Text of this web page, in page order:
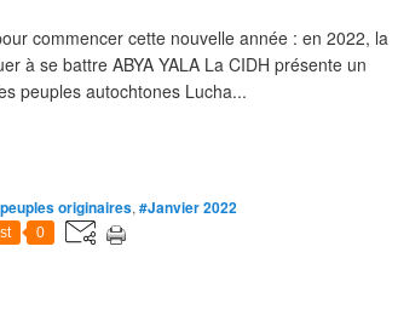
commencer cette nouvelle année : en 2022, la
à se battre ABYA YALA La CIDH présente un
peuples autochtones Lucha...
originaires, #Janvier 2022
0